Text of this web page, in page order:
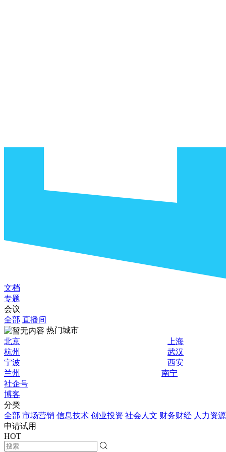
文档
专题
会议
全部 直播间
热门城市
北京
上海
杭州
武汉
宁波
西安
兰州
南宁
社企号
博客
分类
全部 市场营销 信息技术 创业投资 社会人文 财务财经 人力资源
申请试用
HOT